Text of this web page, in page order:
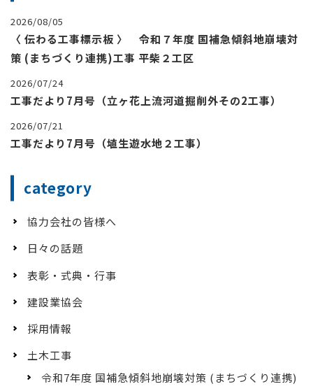
2026/08/05
〈 伝わる工事標示板 〉 令和７年度 国補急傾斜地崩壊対
策 (まちづくり連携)工事 平柴２工区
2026/07/24
工事だより7月号（立ヶ花上流河道掘削外その2工事）
2026/07/21
工事だより7月号（埴生遊水地２工事）
category
協力会社の皆様へ
日々の話題
表彰・式典・行事
建設業協会
採用情報
土木工事
令和7年度 国補急傾斜地崩壊対策 (まちづくり連携)